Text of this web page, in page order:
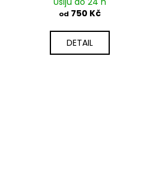
od 750 Kč
DETAIL